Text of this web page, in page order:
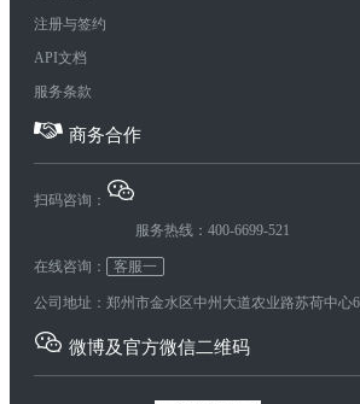
注册与签约
API文档
服务条款
商务合作
扫码咨询：
服务热线：400-6699-521
在线咨询： 客服一
公司地址：郑州市金水区中州大道农业路苏荷中心
微博及官方微信二维码